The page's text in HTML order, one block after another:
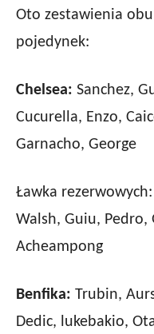
Oto zestawienia
pojedynek:
Chelsea: Sanchez,
Cucurella, Enzo,
Garnacho, George
Ławka
Walsh, Guiu, Pedro,
Acheampong
Benfika: Trubin,
Dedic, lukebakio,